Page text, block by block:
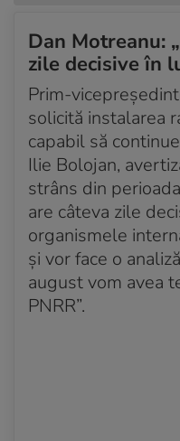
Dan Motreanu:
zile decisive în
Prim-
solicită instalarea
capabil să
Ilie Bolojan,
strâns din
are câteva zile
organismele
și vor face o
august vom avea
PNRR”.